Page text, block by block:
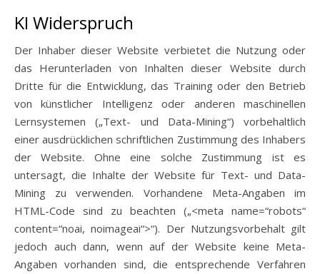
KI Widerspruch
Der Inhaber dieser Website verbietet die Nutzung oder
das Herunterladen von Inhalten dieser Website durch
Dritte für die Entwicklung, das Training oder den Betrieb
von künstlicher Intelligenz oder anderen maschinellen
Lernsystemen („Text- und Data-Mining“) vorbehaltlich
einer ausdrücklichen schriftlichen Zustimmung des Inhabers
der Website. Ohne eine solche Zustimmung ist es
untersagt, die Inhalte der Website für Text- und Data-
Mining zu verwenden. Vorhandene Meta-Angaben im
HTML-Code sind zu beachten („<meta name=“robots“
content=“noai, noimageai“>“). Der Nutzungsvorbehalt gilt
jedoch auch dann, wenn auf der Website keine Meta-
Angaben vorhanden sind, die entsprechende Verfahren